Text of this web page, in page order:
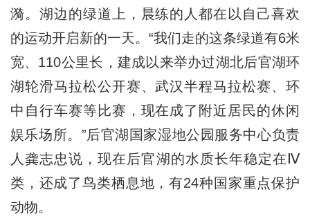
漪。湖边的绿道上，晨练的人都在以自己喜欢
的运动开启新的一天。“我们走的这条绿道有6米
宽、110公里长，建成以来举办过湖北后官湖环
湖轮滑马拉松公开赛、武汉半程马拉松赛、环
中自行车赛等比赛，现在成了附近居民的休闲
娱乐场所。”后官湖国家湿地公园服务中心负责
人龚志忠说，现在后官湖的水质长年稳定在Ⅳ
类，还成了鸟类栖息地，有24种国家重点保护
动物。